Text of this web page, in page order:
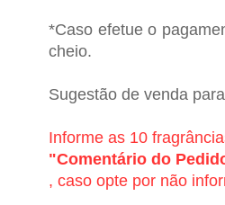
*Caso efetue o
cheio.
Sugestão de venda
Informe as 10
"Comentário do
, caso opte por não